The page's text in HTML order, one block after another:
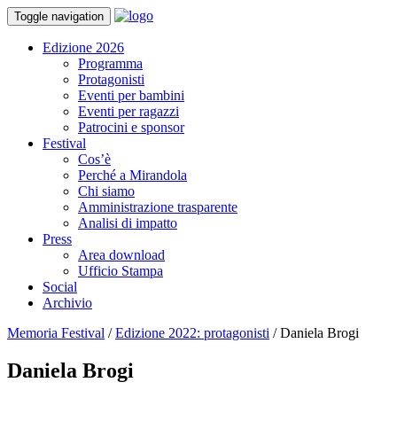
Toggle navigation
Edizione 2026
Programma
Protagonisti
Eventi per bambini
Eventi per ragazzi
Patrocini e sponsor
Festival
Cos’è
Perché a Mirandola
Chi siamo
Amministrazione trasparente
Analisi di impatto
Press
Area download
Ufficio Stampa
Social
Archivio
Memoria Festival /Edizione 2022: protagonisti /Daniela Brogi
Daniela Brogi